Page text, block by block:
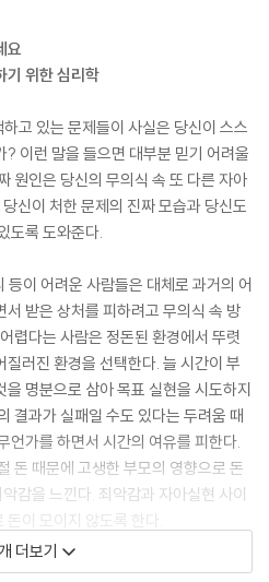
요
기 위한 심리학
고 있는 문제들이 사실은 당신이 스스
이런 말을 들으면 대부분 믿기 어려울
원인은 당신의 무의식 속 또 다른 자아
신이 처한 문제의 진짜 모습과 당신도
도록 도와준다.
등이 어려운 사람들은 대체로 과거의 어
받은 상처를 피하려고 무의식 속 방
렵다는 사람은 정돈된 환경에서 뚜렷
러진 환경을 선택한다. 늘 시간이 부
명분으로 삼아 목표 실현을 시도하지
결과가 실패일 수도 있다는 두려움 때
언가를 하면서 시간의 여유를 피한다.
돈 때문에 고생한 부모의 영향으로 돈
감을 느낀다. 죄악감과 자아실현 사이
이 모이지 않도록 한다.
기를 나눈 『나에게 신경 쓰기』의 저
더보기